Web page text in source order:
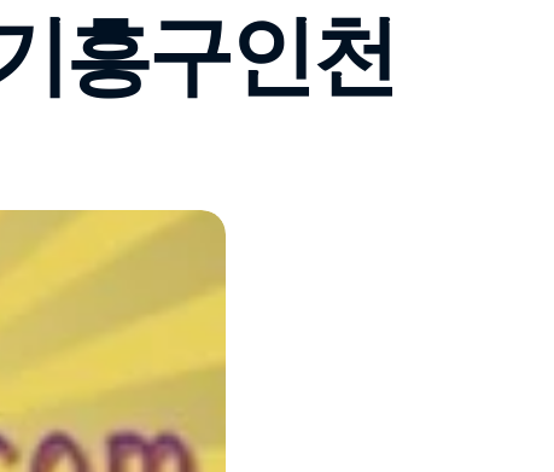
흥구인천